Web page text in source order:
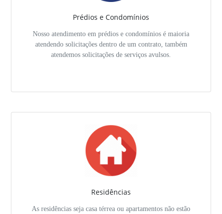
Prédios e Condomínios
Nosso atendimento em prédios e condomínios é maioria
atendendo solicitações dentro de um contrato, também
atendemos solicitações de serviços avulsos.
Residências
As residências seja casa térrea ou apartamentos não estão